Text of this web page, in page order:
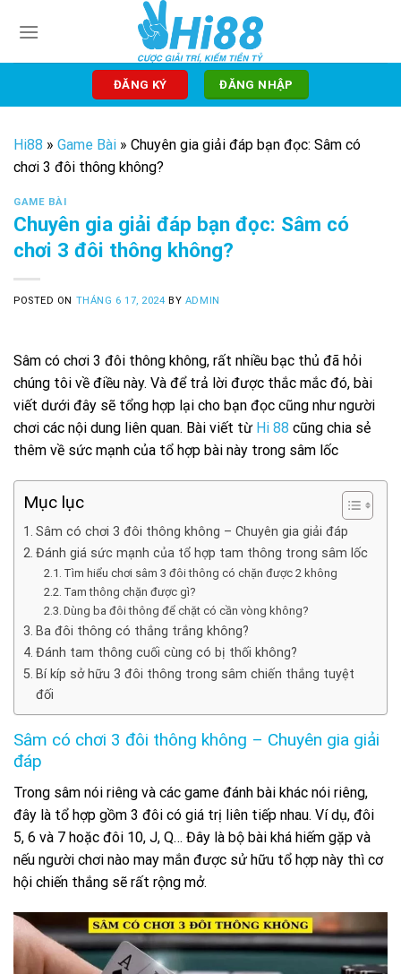
ĐĂNG KÝ ĐĂNG NHẬP
Hi88 » Game Bài » Chuyên gia giải đáp bạn đọc: Sâm có
chơi 3 đôi thông không?
GAME BÀI
Chuyên gia giải đáp bạn đọc: Sâm có
chơi 3 đôi thông không?
POSTED ON THÁNG 6 17, 2024 BY ADMIN
Sâm có chơi 3 đôi thông không, rất nhiều bạc thủ đã hỏi
chúng tôi về điều này. Và để trả lời được thắc mắc đó, bài
viết dưới đây sẽ tổng hợp lại cho bạn đọc cũng như người
chơi các nội dung liên quan. Bài viết từ Hi 88 cũng chia sẻ
thêm về sức mạnh của tổ hợp bài này trong sâm lốc
Mục lục
Sâm có chơi 3 đôi thông không – Chuyên gia giải đáp
Đánh giá sức mạnh của tổ hợp tam thông trong sâm lốc
Tìm hiểu chơi sâm 3 đôi thông có chặn được 2 không
Tam thông chặn được gì?
Dùng ba đôi thông để chặt có cần vòng không?
Ba đôi thông có thắng trắng không?
Đánh tam thông cuối cùng có bị thối không?
Bí kíp sở hữu 3 đôi thông trong sâm chiến thắng tuyệt
đối
Sâm có chơi 3 đôi thông không – Chuyên gia giải
đáp
Trong sâm nói riêng và các game đánh bài khác nói riêng,
đây là tổ hợp gồm 3 đôi có giá trị liên tiếp nhau. Ví dụ, đôi
5, 6 và 7 hoặc đôi 10, J, Q… Đây là bộ bài khá hiếm gặp và
nếu người chơi nào may mắn được sử hữu tổ hợp này thì cơ
hội chiến thắng sẽ rất rộng mở.